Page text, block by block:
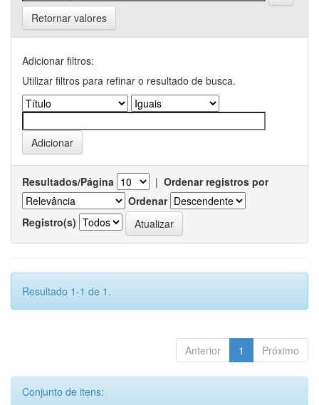
Retornar valores
Adicionar filtros:
Utilizar filtros para refinar o resultado de busca.
Resultados/Página | Ordenar registros por
Ordenar
Registro(s)
Resultado 1-1 de 1.
Anterior 1 Próximo
Conjunto de itens: